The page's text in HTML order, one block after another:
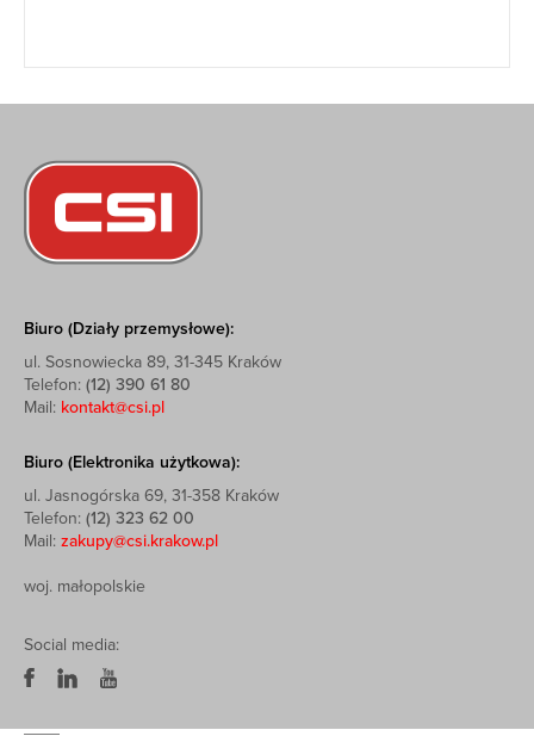
Biuro (Działy przemysłowe):
ul. Sosnowiecka 89, 31-345 Kraków
Telefon: (12) 390 61 80
Mail: kontakt@csi.pl
Biuro (Elektronika użytkowa):
ul. Jasnogórska 69, 31-358 Kraków
Telefon: (12) 323 62 00
Mail: zakupy@csi.krakow.pl
woj. małopolskie
Social media: